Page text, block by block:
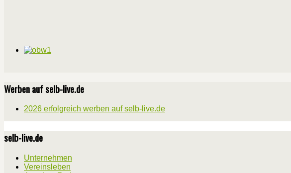
Werben auf selb-live.de
2026 erfolgreich werben auf selb-live.de
selb-live.de
Unternehmen
Vereinsleben